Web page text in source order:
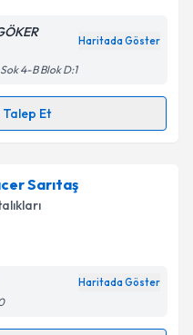
ilişkin
Aydınlatma
verilerimin belirtilen
ediyorum.
Gönder
Haritada Göster
4-B Blok D:1
Et
takvimi talebi
randevu almanız için bir
ile bilgilendireceğiz.
Sarıtaş
Haritada Göster